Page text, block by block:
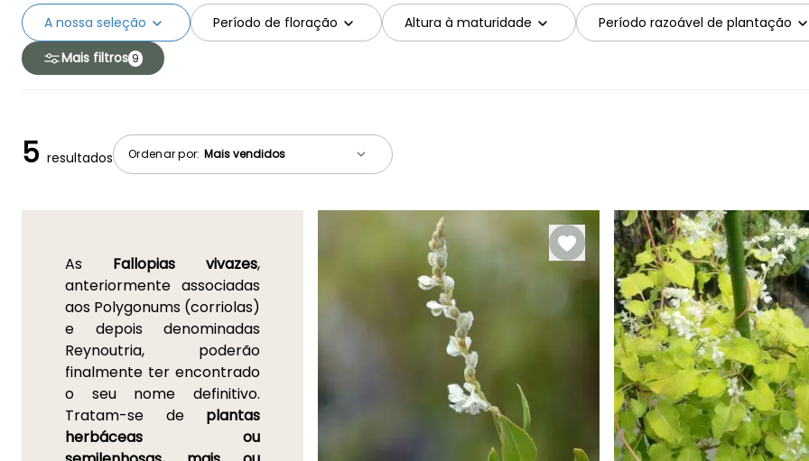
Período de floração Altura à maturidade Período razoável de plantação
A nossa seleção
Mais filtros 9
Ordenar por:
5 resultados
As Fallopias vivazes,
anteriormente associadas
aos Polygonums (corriolas)
e depois denominadas
Reynoutria, poderão
finalmente ter encontrado
o seu nome definitivo.
Tratam-se de plantas
herbáceas ou